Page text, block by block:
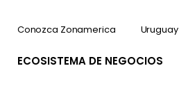
ECOSISTEMA DE NEGOCIOS
Conozca Zonamerica Uruguay